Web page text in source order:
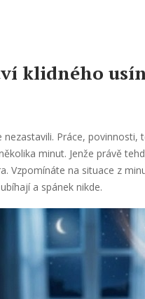
klidného
nezastavili. Práce,
minut. Jenže právě
Vzpomínáte na situace z
a spánek nikde.